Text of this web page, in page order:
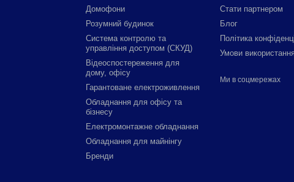
Домофони
Розумний будинок
Система контролю та
управління доступом (СКУД)
Відеоспостереження для
дому, офісу
Гарантоване електроживлення
Обладнання для офісу та
бізнесу
Електромонтажне обладнання
Обладнання для майнінгу
Бренди
Стати партнером
Блог
Політика
Умови використання
Ми в соцмережах